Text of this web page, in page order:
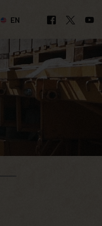
EN